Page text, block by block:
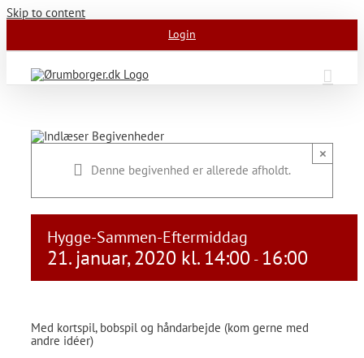
Skip to content
Login
Denne begivenhed er allerede afholdt.
×
Hygge-Sammen-Eftermiddag
21. januar, 2020 kl. 14:00 - 16:00
Med kortspil, bobspil og håndarbejde (kom gerne med
andre idéer)